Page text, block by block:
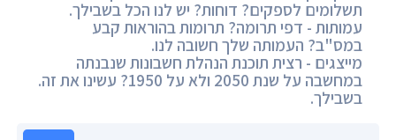
תשלומים לספקים? דוחות? יש לנו הכל בשבילך.
עמותות - דפי תרומה? תרומות בהוראות קבע
במס"ב? העמותה שלך חשובה לנו.
מייצגים - רצית תוכנת הנהלת חשבונות שנבנתה
במחשבה על שנת 2050 ולא על 1950? עשינו את זה.
בשבילך.